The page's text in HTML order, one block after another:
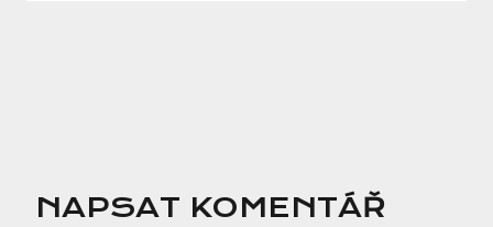
NAPSAT KOMENTÁŘ